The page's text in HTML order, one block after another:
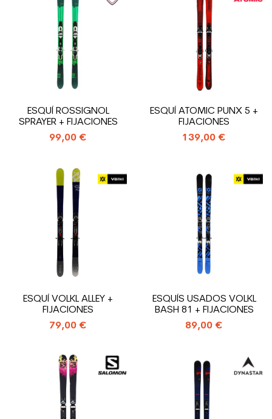
ESQUÍ ROSSIGNOL
SPRAYER + FIJACIONES
99,00 €
ESQUÍ ATOMIC PUNX 5 +
FIJACIONES
139,00 €
ESQUÍ VOLKL ALLEY +
FIJACIONES
79,00 €
ESQUÍS USADOS VOLKL
BASH 81 + FIJACIONES
89,00 €